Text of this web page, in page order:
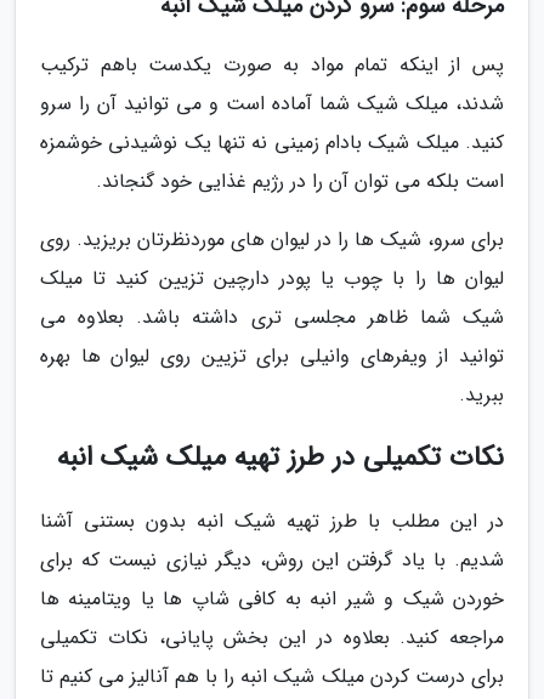
پس از اینکه تمام مواد به صورت یکدست باهم ترکیب
شدند، میلک شیک شما آماده است و می توانید آن را سرو
کنید. میلک شیک بادام زمینی نه تنها یک نوشیدنی خوشمزه
است بلکه می توان آن را در رژیم غذایی خود گنجاند.
برای سرو، شیک ها را در لیوان های موردنظرتان بریزید. روی
لیوان ها را با چوب یا پودر دارچین تزیین کنید تا میلک
شیک شما ظاهر مجلسی تری داشته باشد. بعلاوه می
توانید از ویفرهای وانیلی برای تزیین روی لیوان ها بهره
ببرید.
نکات تکمیلی در طرز تهیه میلک شیک انبه
در این مطلب با طرز تهیه شیک انبه بدون بستنی آشنا
شدیم. با یاد گرفتن این روش، دیگر نیازی نیست که برای
خوردن شیک و شیر انبه به کافی شاپ ها یا ویتامینه ها
مراجعه کنید. بعلاوه در این بخش پایانی، نکات تکمیلی
برای درست کردن میلک شیک انبه را با هم آنالیز می کنیم تا